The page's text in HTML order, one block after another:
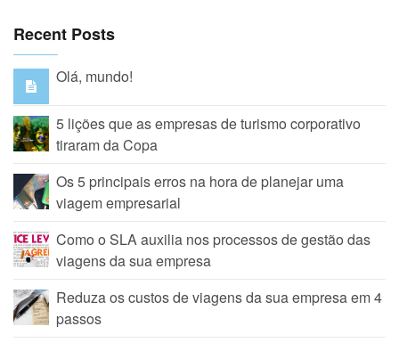
Recent Posts
Olá, mundo!
5 lições que as empresas de turismo corporativo
tiraram da Copa
Os 5 principais erros na hora de planejar uma
viagem empresarial
Como o SLA auxilia nos processos de gestão das
viagens da sua empresa
Reduza os custos de viagens da sua empresa em 4
passos